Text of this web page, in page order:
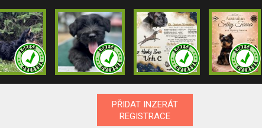
PŘIDAT INZERÁT
REGISTRACE